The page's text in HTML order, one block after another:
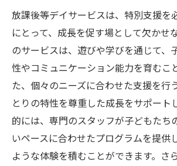
放課後等デイサービスは、特別支援を
にとって、成長を促す場として欠かせ
のサービスは、遊びや学びを通じて、
性やコミュニケーション能力を育むこ
た、個々のニーズに合わせた支援を行
とりの特性を尊重した成長をサポート
的には、専門のスタッフが子どもたち
いペースに合わせたプログラムを提供
ような体験を積むことができます。さ